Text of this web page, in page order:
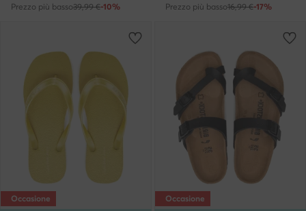
Prezzo più basso39,99 €-10%
Prezzo più basso16,99 €-17%
Occasione
Occasione